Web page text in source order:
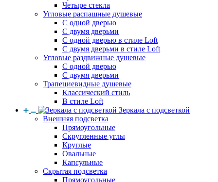
Четыре стекла
Угловые распашные душевые
С одной дверью
С двумя дверьми
С одной дверью в стиле Loft
С двумя дверьми в стиле Loft
Угловые раздвижные душевые
С одной дверью
С двумя дверьми
Трапециевидные душевые
Классический стиль
В стиле Loft
Зеркала с подсветкой
Внешняя подсветка
Прямоугольные
Скругленные углы
Круглые
Овальные
Капсульные
Скрытая подсветка
Прямоугольные